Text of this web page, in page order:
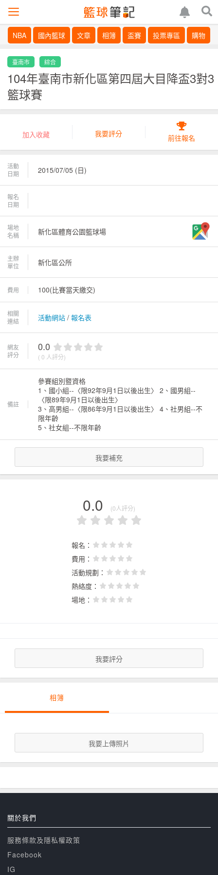
NBA 國內籃球 文章 相簿 盃賽 投票專區 購物
臺南市 綜合
104年臺南市新化區第四屆大目降盃3對3
籃球賽
加入收藏 我要評分 前往報名
活動
日期
2015/07/05 (日)
報名
日期
場地
名稱
新化區體育公園籃球場
主辦
單位
新化區公所
費用 100(比賽當天繳交)
相關
連結
活動網站 / 報名表
網友
評分
0.0
( 0 人評分)
備註
參賽組別暨資格
1、國小組--〈限92年9月1日以後出生〉 2、國男組--
〈限89年9月1日以後出生〉
3、高男組--〈限86年9月1日以後出生〉 4、社男組--不
限年齡
5、社女組--不限年齡
我要補充
0.0 (0人評分)
報名：
費用：
活動規劃：
熱絡度：
場地：
我要評分
相簿
我要上傳照片
關於我們
服務條款及隱私權政策
Facebook
IG